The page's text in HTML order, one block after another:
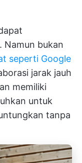
Namun bukan
seperti Google
jarak jauh
memiliki
untuk
tanpa